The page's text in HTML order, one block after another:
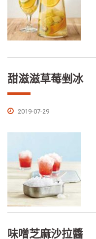
甜滋滋草莓剉冰
2019-07-29
味噌芝麻沙拉醬